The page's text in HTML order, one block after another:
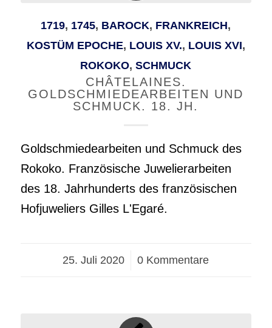
1719, 1745, BAROCK, FRANKREICH,
KOSTÜM EPOCHE, LOUIS XV., LOUIS XVI,
ROKOKO,SCHMUCK
CHÂTELAINES.
GOLDSCHMIEDEARBEITEN UND
SCHMUCK. 18. JH.
Goldschmiedearbeiten und Schmuck des
Rokoko. Französische Juwelierarbeiten
des 18. Jahrhunderts des französischen
Hofjuweliers Gilles L'Egaré.
25. Juli 2020
/ 0 Kommentare